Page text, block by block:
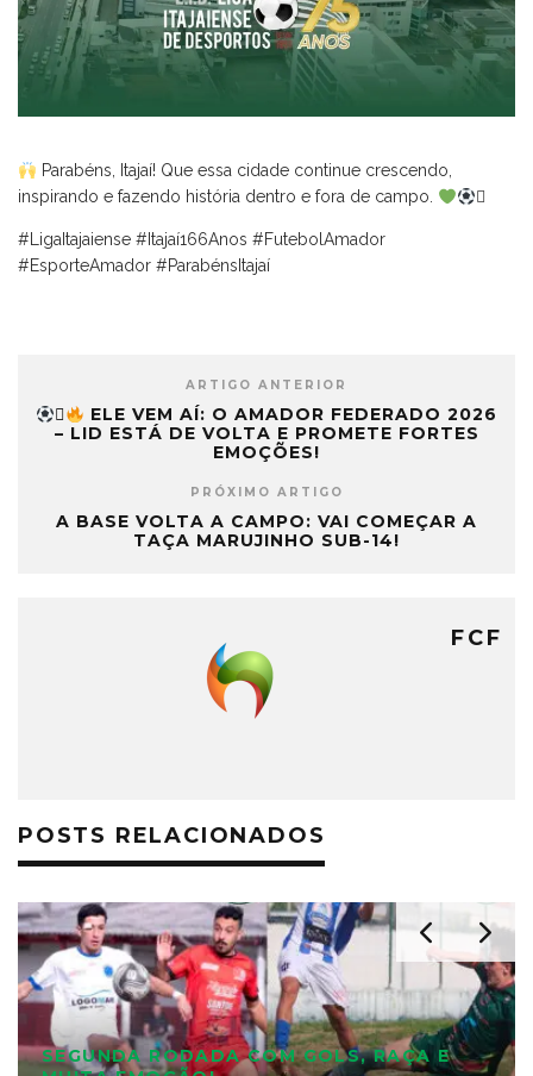
Parabéns, Itajaí! Que essa cidade continue crescendo,
inspirando e fazendo história dentro e fora de campo.

#LigaItajaiense #Itajaí166Anos #FutebolAmador
#EsporteAmador #ParabénsItajaí
ARTIGO ANTERIOR

ELE VEM AÍ: O AMADOR FEDERADO 2026
– LID ESTÁ DE VOLTA E PROMETE FORTES
EMOÇÕES!
PRÓXIMO ARTIGO
A BASE VOLTA A CAMPO: VAI COMEÇAR A
TAÇA MARUJINHO SUB-14!
FCF
POSTS RELACIONADOS
SEGUNDA RODADA COM GOLS, RAÇA E